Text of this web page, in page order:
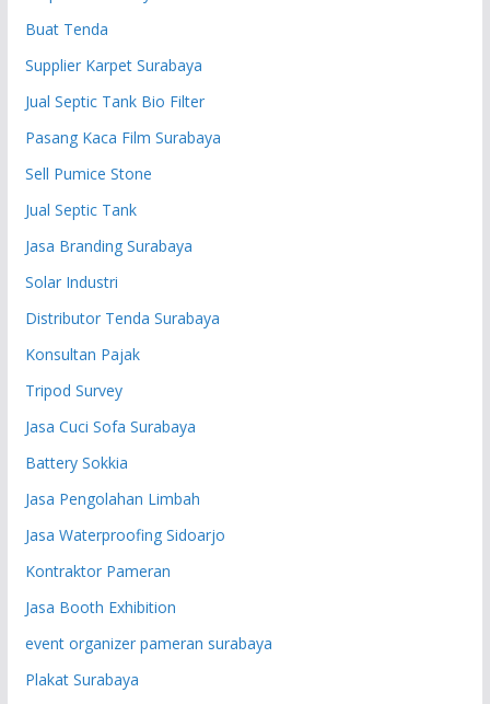
Buat Tenda
Supplier Karpet Surabaya
Jual Septic Tank Bio Filter
Pasang Kaca Film Surabaya
Sell Pumice Stone
Jual Septic Tank
Jasa Branding Surabaya
Solar Industri
Distributor Tenda Surabaya
Konsultan Pajak
Tripod Survey
Jasa Cuci Sofa Surabaya
Battery Sokkia
Jasa Pengolahan Limbah
Jasa Waterproofing Sidoarjo
Kontraktor Pameran
Jasa Booth Exhibition
event organizer pameran surabaya
Plakat Surabaya